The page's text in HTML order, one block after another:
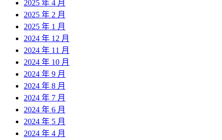
2025 年 4 月
2025 年 2 月
2025 年 1 月
2024 年 12 月
2024 年 11 月
2024 年 10 月
2024 年 9 月
2024 年 8 月
2024 年 7 月
2024 年 6 月
2024 年 5 月
2024 年 4 月